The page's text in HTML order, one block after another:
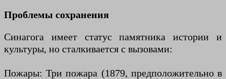
Проблемы сохранения
Синагога имеет статус памятника истории и
культуры, но сталкивается с вызовами:
Пожары: Три пожара (1879, предположительно в